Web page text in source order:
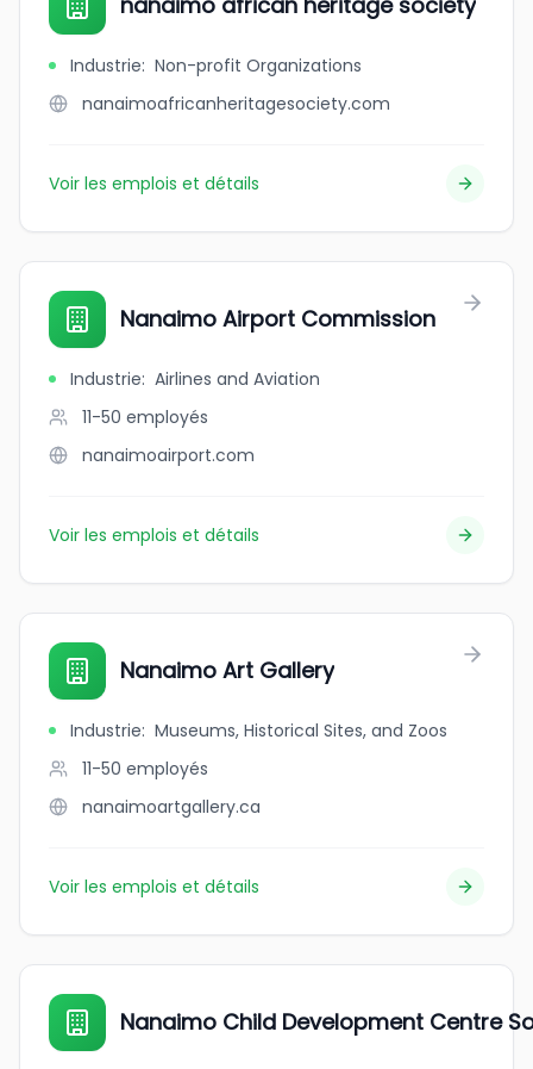
Industrie: Non-profit Organizations
nanaimoafricanheritagesociety.com
Voir les emplois et détails
Nanaimo Airport Commission
Industrie: Airlines and Aviation
11-50 employés
nanaimoairport.com
Voir les emplois et détails
Nanaimo Art Gallery
Industrie: Museums, Historical Sites, and Zoos
11-50 employés
nanaimoartgallery.ca
Voir les emplois et détails
Nanaimo Child Development Centre